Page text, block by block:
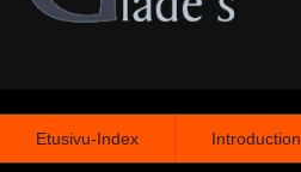
Etusivu-Index Introduction